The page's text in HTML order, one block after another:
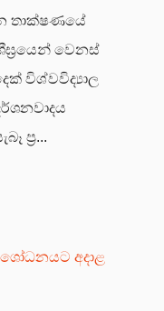
තාක්ෂණයේ
වෙනස්
විශ්වවිද්‍යාල
ප්‍ර...
අදාළ